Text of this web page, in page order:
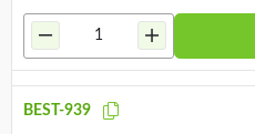
BEST-939